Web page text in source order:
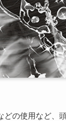
の使用など、